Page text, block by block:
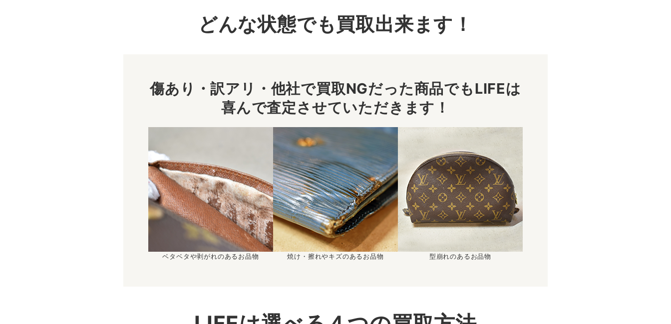
どんな状態でも買取出来ます！
傷あり・訳アリ・他社で買取NGだった商品でもLIFEは
喜んで査定させていただきます！
ベタベタや剥がれのあるお品物 焼け・擦れやキズのあるお品物 型崩れのあるお品物